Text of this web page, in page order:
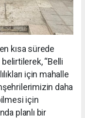
kısa sürede
“Belli
için mahalle
daha
için
planlı bir